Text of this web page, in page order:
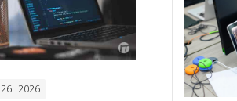
26 2026